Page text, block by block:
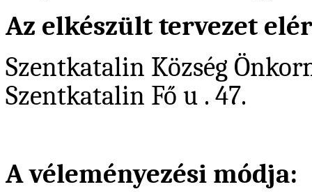
Az elkészült tervezet
Szentkatalin Község
Szentkatalin Fő u . 47.
A véleményezési módja: